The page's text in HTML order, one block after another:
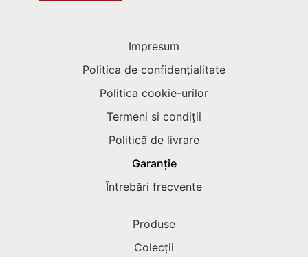
Impresum
Politica de confidențialitate
Politica cookie-urilor
Termeni si condiții
Politică de livrare
Garanție
Întrebări frecvente
Produse
Colecții